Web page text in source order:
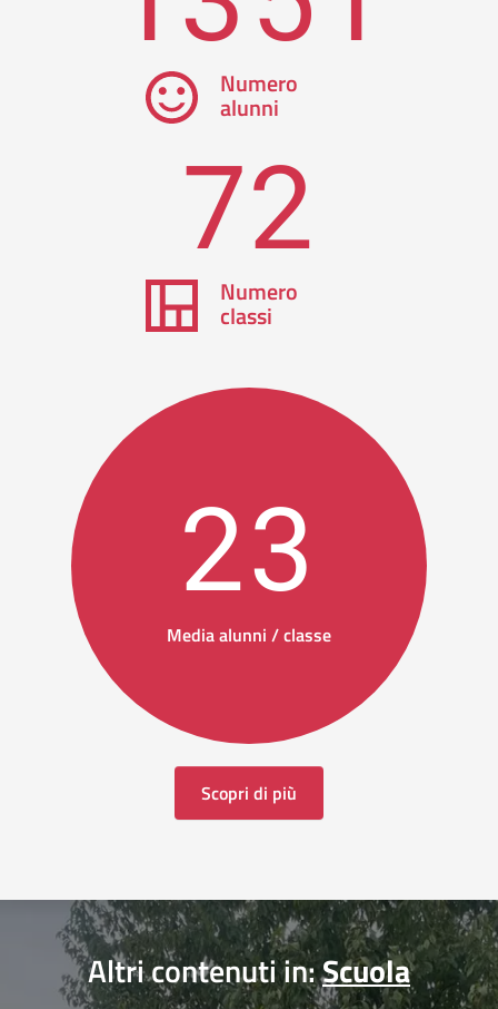
Numero
alunni
72
Numero
classi
23
Media alunni / classe
Scopri di più
Altri contenuti in:Scuola